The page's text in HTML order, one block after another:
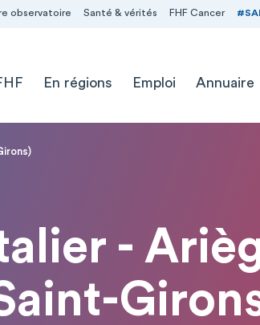
observatoire Santé & vérités FHF Cancer
En régions Emploi Annuaire
-